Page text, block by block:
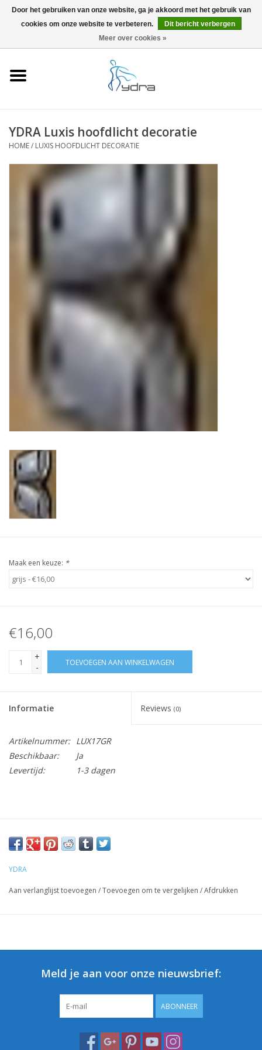
0 Artikelen - €0,00
Accessoires
YDRA Luxis hoofdlicht decoratie
HOME/ LUXIS HOOFDLICHT DECORATIE
Maak een keuze: *
€16,00
+
-
TOEVOEGEN AAN WINKELWAGEN
Informatie Reviews (0)
Artikelnummer: LUX17GR
Beschikbaar:
Ja
Levertijd:
1-3 dagen
YDRA
Aan verlanglijst toevoegen /Toevoegen om te vergelijken /Afdrukken
Meld je aan voor onze nieuwsbrief:
ABONNEER
Door het gebruiken van onze website, ga je akkoord met het gebruik van
cookies om onze website te verbeteren.
Dit bericht verbergen
Meer over cookies »